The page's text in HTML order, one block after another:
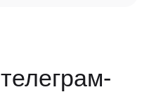
телеграм-